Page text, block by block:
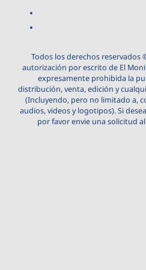
Todos los derechos reservados
autorización por escrito de El
expresamente prohibida la
distribución, venta, edición y
(Incluyendo, pero no limitado a,
audios, videos y logotipos). Si
por favor envie una solicitud